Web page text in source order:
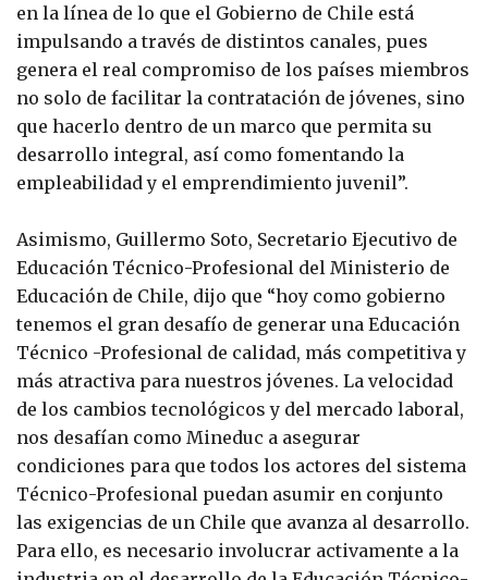
en la línea de lo que el Gobierno de Chile está
impulsando a través de distintos canales, pues
genera el real compromiso de los países miembros
no solo de facilitar la contratación de jóvenes, sino
que hacerlo dentro de un marco que permita su
desarrollo integral, así como fomentando la
empleabilidad y el emprendimiento juvenil”.
Asimismo, Guillermo Soto, Secretario Ejecutivo de
Educación Técnico-Profesional del Ministerio de
Educación de Chile, dijo que “hoy como gobierno
tenemos el gran desafío de generar una Educación
Técnico -Profesional de calidad, más competitiva y
más atractiva para nuestros jóvenes. La velocidad
de los cambios tecnológicos y del mercado laboral,
nos desafían como Mineduc a asegurar
condiciones para que todos los actores del sistema
Técnico-Profesional puedan asumir en conjunto
las exigencias de un Chile que avanza al desarrollo.
Para ello, es necesario involucrar activamente a la